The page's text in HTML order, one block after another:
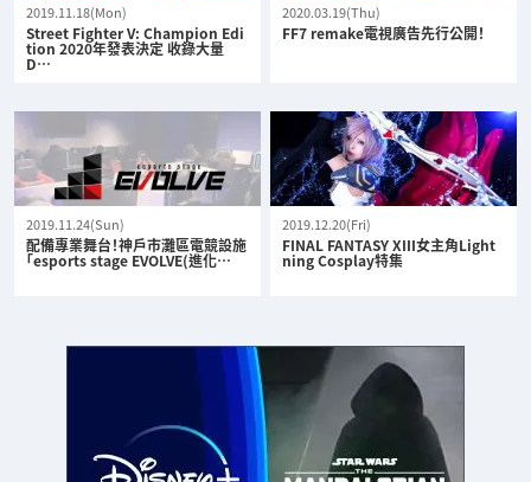
2019.11.18(Mon)
Street Fighter V: Champion Edi
tion 2020年發表決定 收錄大量
D…
2020.03.19(Thu)
FF7 remake電視廣告先行公開！
2019.11.24(Sun)
配備專業舞台！神戶市灘區電競設施
「esports stage EVOLVE(進化…
2019.12.20(Fri)
FINAL FANTASY XIII女主角Light
ning Cosplay特集